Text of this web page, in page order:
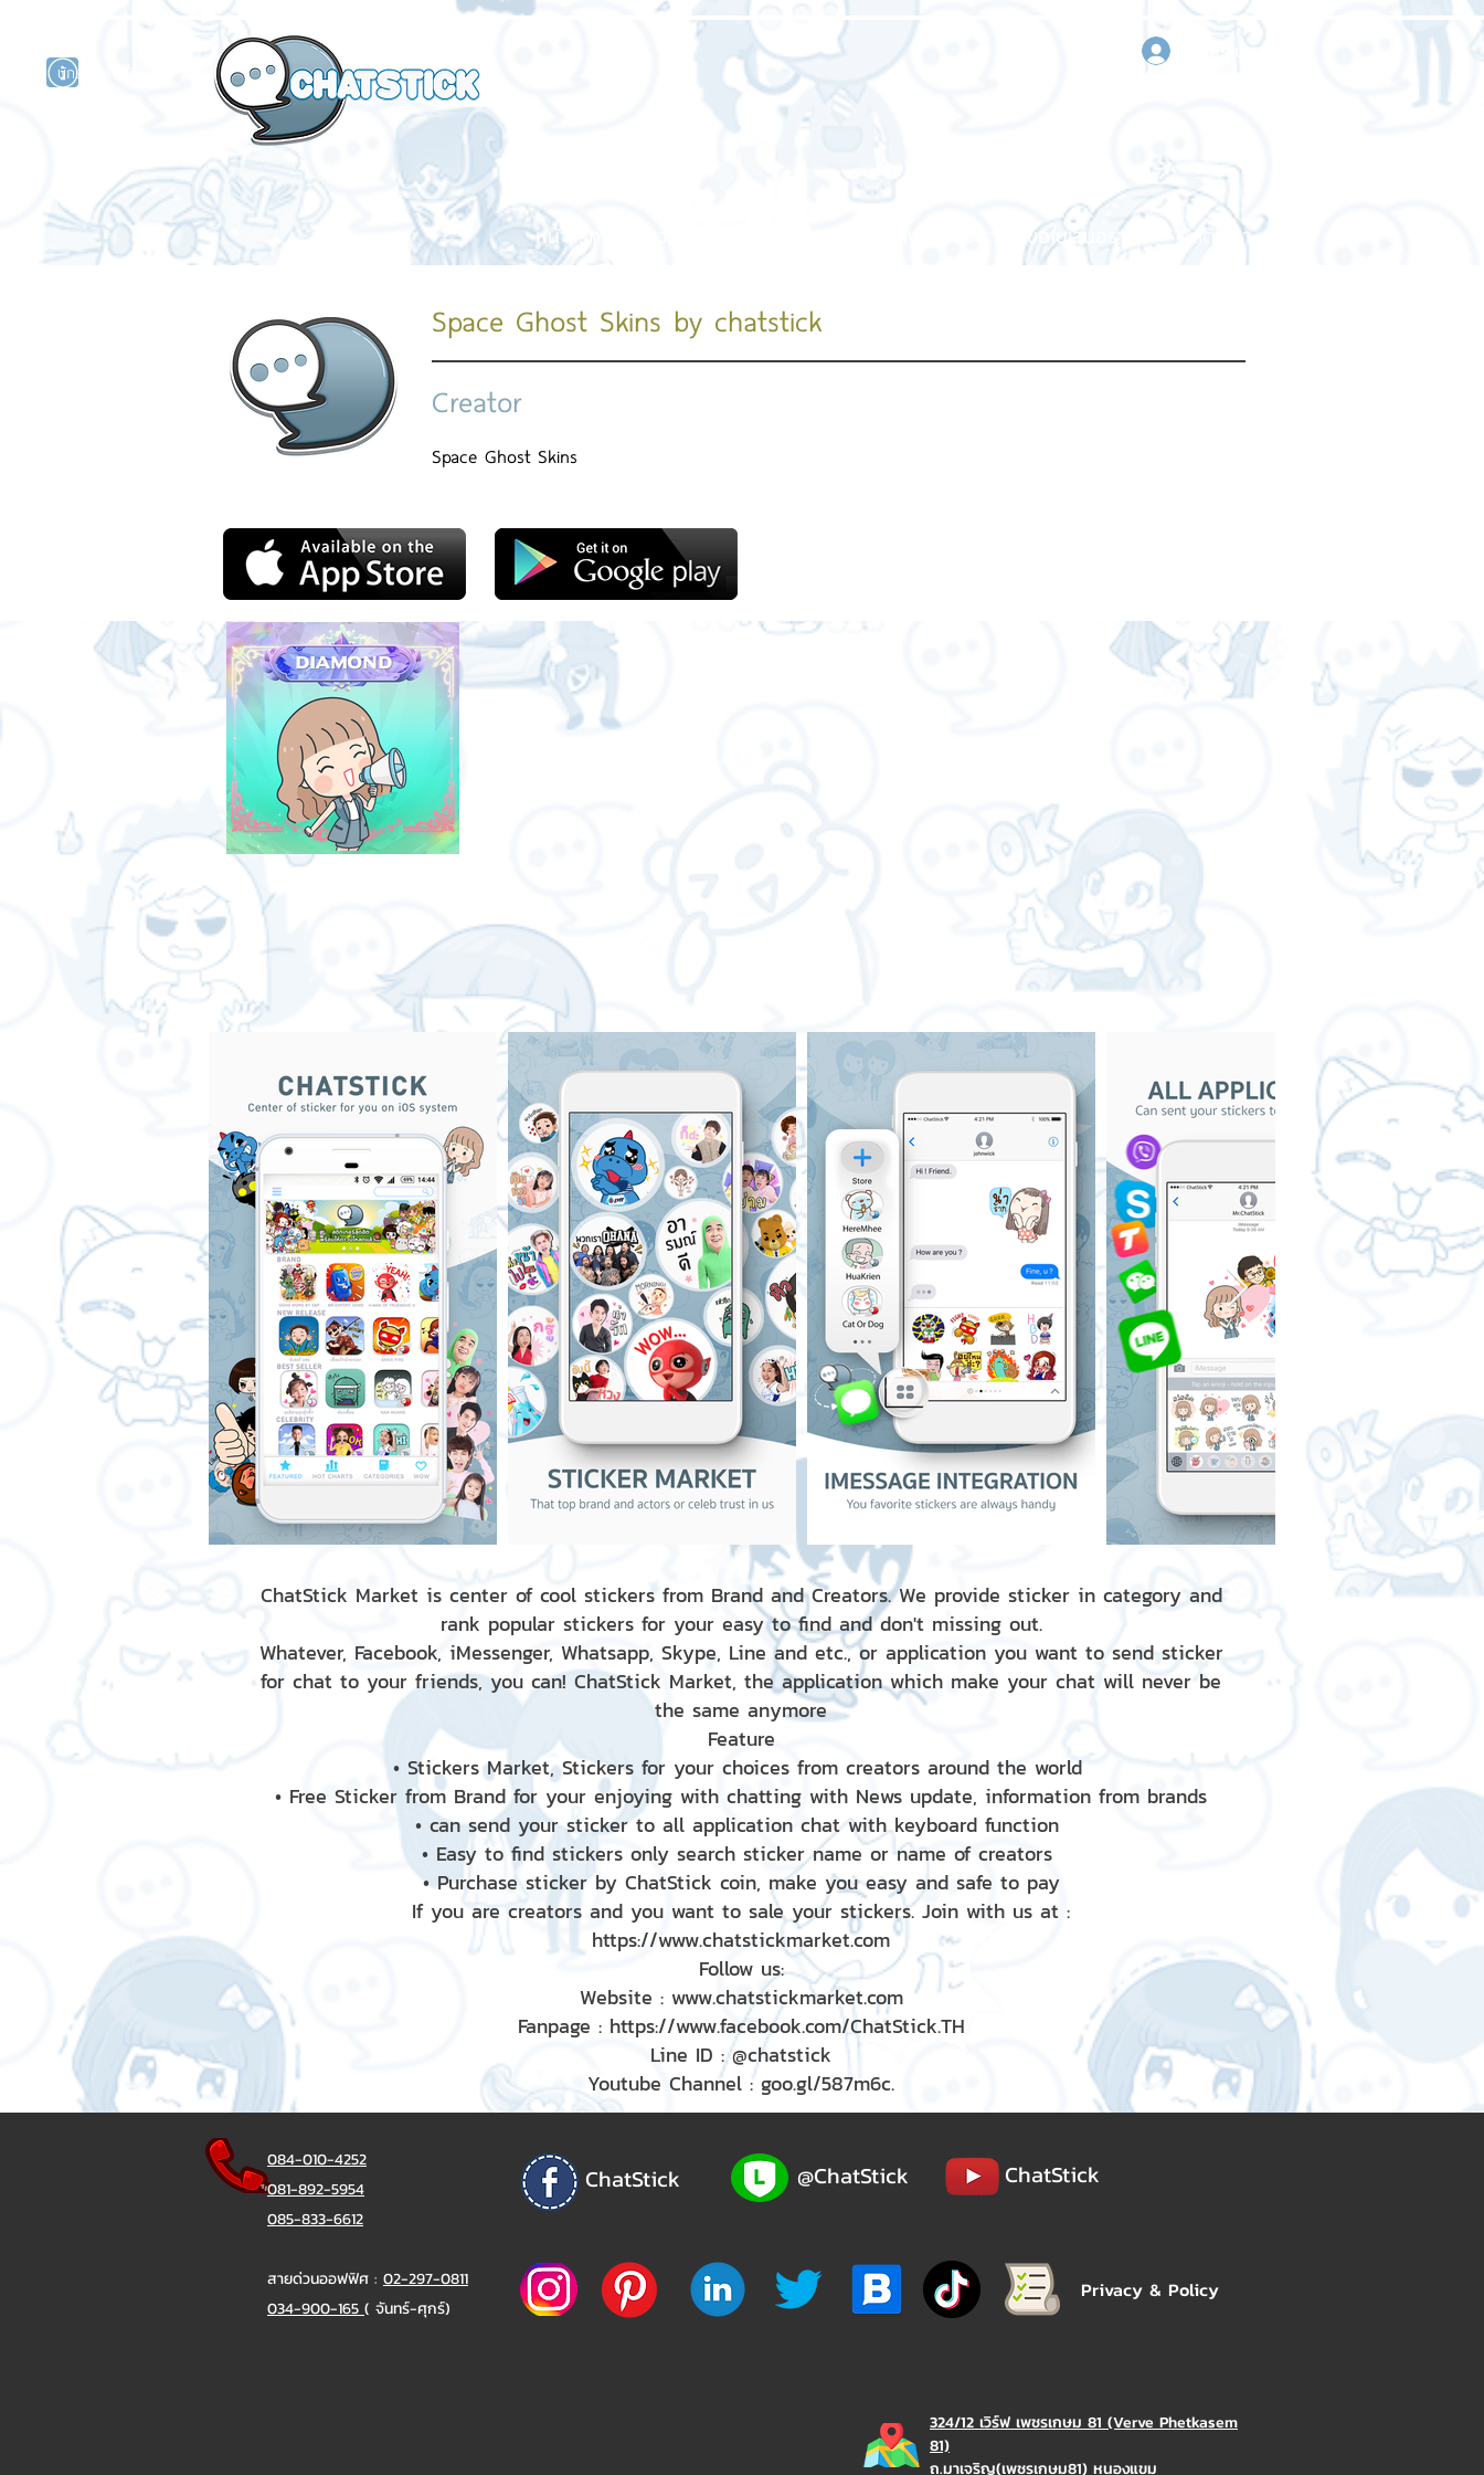
นักแสดงศิลปิน
เข้าสู่ระบบ
หน้าแรก ขอใบเสนอราคา ติดต่อเรา
Space Ghost Skins by chatstick
Creator
Space Ghost Skins
ChatStick Market is center of cool stickers from Brand and Creators. We provide sticker in category and
rank popular stickers for your easy to find and don't missing out.
Whatever, Facebook, iMessenger, Whatsapp, Skype, Line and etc., or application you want to send sticker
for chat to your friends, you can! ChatStick Market, the application which make your chat will never be
the same anymore
Feature
• Stickers Market, Stickers for your choices from creators around the world
• Free Sticker from Brand for your enjoying with chatting with News update, information from brands
• can send your sticker to all application chat with keyboard function
• Easy to find stickers only search sticker name or name of creators
• Purchase sticker by ChatStick coin, make you easy and safe to pay
If you are creators and you want to sale your stickers. Join with us at :
https://www.chatstickmarket.com
Follow us:
Website : www.chatstickmarket.com
Fanpage : https://www.facebook.com/ChatStick.TH
Line ID : @chatstick
Youtube Channel : goo.gl/587m6c.
084-010-4252
081-892-5954
085-833-6612
สายด่วนออฟฟิศ : 02-297-0811
034-900-165 ( จันทร์-ศุกร์)
ChatStick @ChatStick ChatStick
Privacy & Policy
324/12 เวิร์ฟ เพชรเกษม 81 (Verve Phetkasem
81)
ถ.มาเจริญ(เพชรเกษม81) หนองแขม